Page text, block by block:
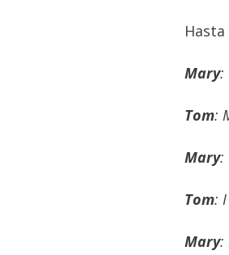
Mary:
Tom:
Mary:
Tom:
Mary: